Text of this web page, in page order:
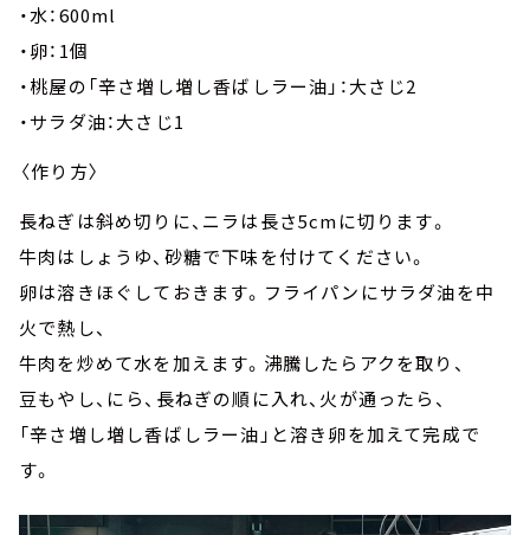
・水：600ml
・卵：1個
・桃屋の「辛さ増し増し香ばしラー油」：大さじ2
・サラダ油：大さじ1
〈作り方〉
長ねぎは斜め切りに、ニラは長さ5cmに切ります。
牛肉はしょうゆ、砂糖で下味を付けてください。
卵は溶きほぐしておきます。フライパンにサラダ油を中
火で熱し、
牛肉を炒めて水を加えます。沸騰したらアクを取り、
豆もやし、にら、長ねぎの順に入れ、火が通ったら、
「辛さ増し増し香ばしラー油」と溶き卵を加えて完成で
す。